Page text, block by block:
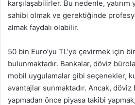
karşılaşabilirler. Bu nedenle,
sahibi olmak ve gerektiğinde
almak faydalı olabilir.
50 bin Euro’yu TL’ye çevirmek için
bulunmaktadır. Bankalar, döviz
mobil uygulamalar gibi seçenekler,
avantajlar sunmaktadır. Ancak,
yapmadan önce piyasa takibi